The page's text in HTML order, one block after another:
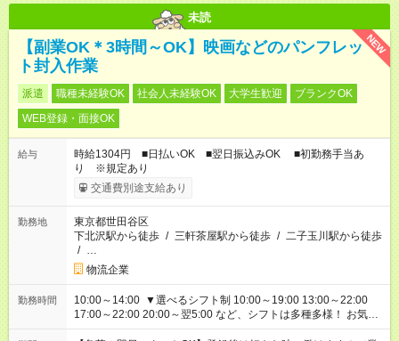
未読
NEW
【副業OK＊3時間～OK】映画などのパンフレッ
ト封入作業
派遣 職種未経験OK 社会人未経験OK 大学生歓迎
ブランクOK
WEB登録・面接OK
給与
時給1304円 ■日払いOK ■翌日振込みOK ■初勤務手当あ
り ※規定あり
交通費別途支給あり
勤務地
東京都世田谷区
下北沢駅から徒歩 / 三軒茶屋駅から徒歩 / 二子玉川駅から徒歩
/ …
物流企業
勤務時間
10:00～14:00 ▼選べるシフト制 10:00～19:00 13:00～22:00
17:00～22:00 20:00～翌5:00 など、シフトは多種多様！ お気軽
にご相談ください！